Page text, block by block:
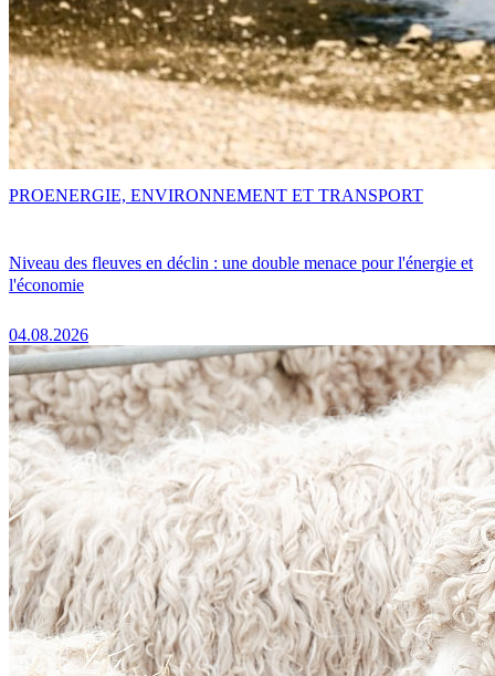
Niveau des fleuves en déclin : une double menace pour l'énergie et
l'économie
04.08.2026
PROENERGIE, ENVIRONNEMENT ET TRANSPORT